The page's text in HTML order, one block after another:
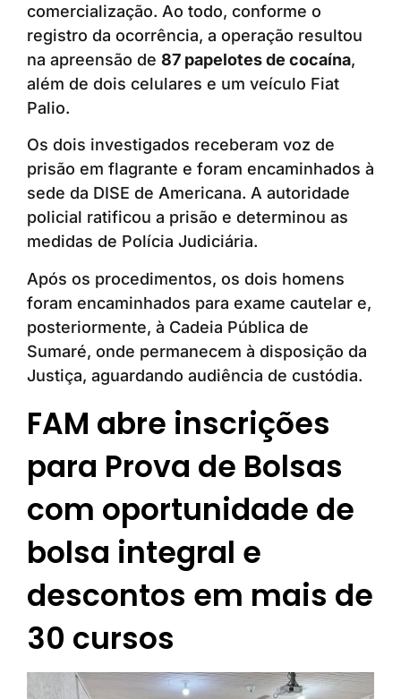
comercialização. Ao todo, conforme o
registro da ocorrência, a operação resultou
na apreensão de 87 papelotes de cocaína,
além de dois celulares e um veículo Fiat
Palio.
Os dois investigados receberam voz de
prisão em flagrante e foram encaminhados à
sede da DISE de Americana. A autoridade
policial ratificou a prisão e determinou as
medidas de Polícia Judiciária.
Após os procedimentos, os dois homens
foram encaminhados para exame cautelar e,
posteriormente, à Cadeia Pública de
Sumaré, onde permanecem à disposição da
Justiça, aguardando audiência de custódia.
FAM abre inscrições
para Prova de Bolsas
com oportunidade de
bolsa integral e
descontos em mais de
30 cursos